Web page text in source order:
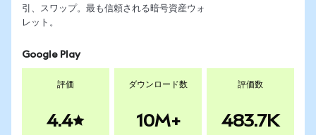
引、スワップ。最も信頼される暗号資産ウォ
レット。
Google Play
評価
4.4
ダウンロード数
10M+
評価数
483.7K